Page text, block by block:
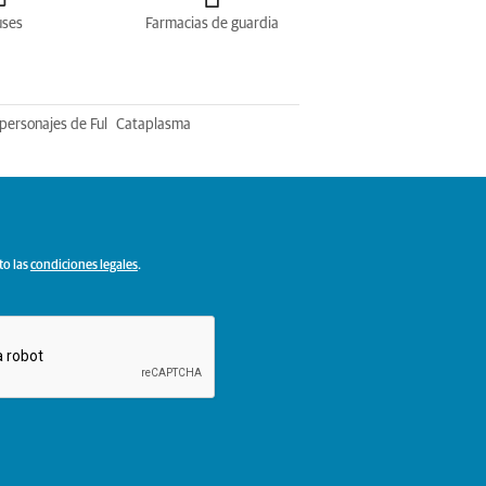
Farmacias de guardia
de Ful Cataplasma
lascondiciones legales.